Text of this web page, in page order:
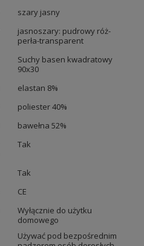
szary jasny
jasnoszary: pudrowy róż-
perła-transparent
Suchy basen kwadratowy
90x30
elastan 8%
poliester 40%
bawełna 52%
Tak
Tak
CE
Wyłącznie do użytku
domowego
Używać pod bezpośrednim